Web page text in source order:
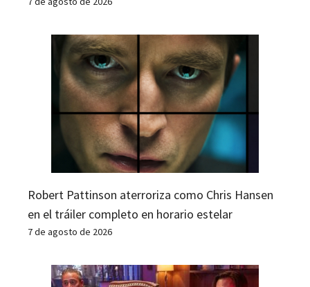
Robert Pattinson aterroriza como Chris Hansen
en el tráiler completo en horario estelar
7 de agosto de 2026